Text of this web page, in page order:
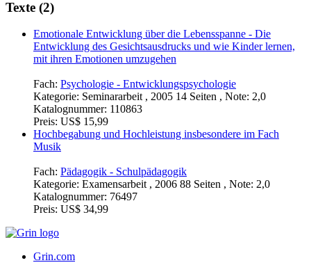
Texte (2)
Emotionale Entwicklung über die Lebensspanne - Die
Entwicklung des Gesichtsausdrucks und wie Kinder lernen,
mit ihren Emotionen umzugehen
Fach: Psychologie - Entwicklungspsychologie
Kategorie: Seminararbeit , 2005 14 Seiten , Note: 2,0
Katalognummer: 110863
Preis: US$ 15,99
Hochbegabung und Hochleistung insbesondere im Fach
Musik
Fach: Pädagogik - Schulpädagogik
Kategorie: Examensarbeit , 2006 88 Seiten , Note: 2,0
Katalognummer: 76497
Preis: US$ 34,99
Grin.com